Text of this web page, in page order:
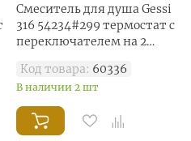
Смеситель для душа Gessi
316 54234#299 термостат с
переключателем на 2
матовый
Код товара: 60336
В наличии 2 шт